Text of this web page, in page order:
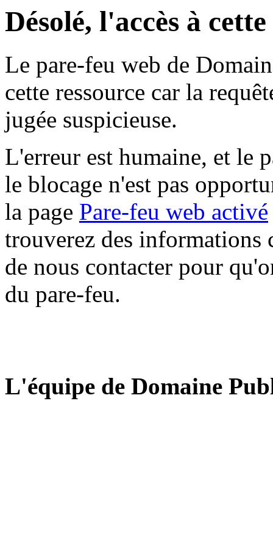
Désolé, l'accès à
Le pare-feu web de
cette ressource car la
jugée suspicieuse.
L'erreur est humaine, et le
le blocage n'est pas
la page Pare-feu web activé
trouverez des informations
de nous contacter pour
du pare-feu.
L'équipe de Domaine